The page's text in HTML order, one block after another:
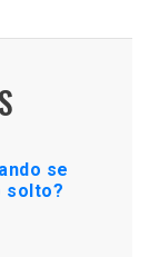
se
solto?